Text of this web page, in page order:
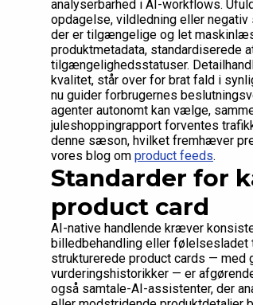
analyserbarhed i AI-workflows.
opdagelse, vildledning eller
der er tilgængelige og let
produktmetadata, standardiserede
tilgængelighedsstatuser.
kvalitet, står over for brat fald i
nu guider forbrugernes
agenter autonomt kan vælge,
juleshoppingrapport forventes
denne sæson, hvilket fremhæver
vores blog om product feeds.
Standarder for
product card
AI-native handlende kræver
billedbehandling eller
strukturerede product cards —
vurderingshistorikker — er
også samtale-AI-assistenter, der